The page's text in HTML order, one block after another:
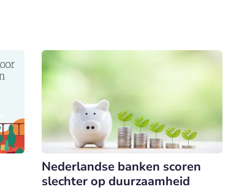
Nederlandse banken scoren
slechter op duurzaamheid